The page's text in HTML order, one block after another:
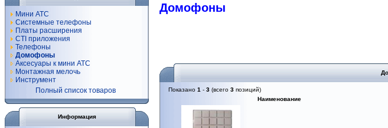
Мини АТС
Системные телефоны
Платы расширения
CTI приложения
Телефоны
Домофоны
Аксесуары к мини АТС
Монтажная мелочь
Инструмент
Полный список товаров
Информация
Домофоны
Показано 1 - 3 (всего 3 позиций)
Наименование